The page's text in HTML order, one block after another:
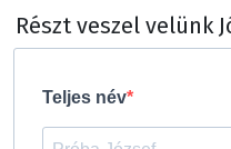
Részt veszel velünk
Teljes név